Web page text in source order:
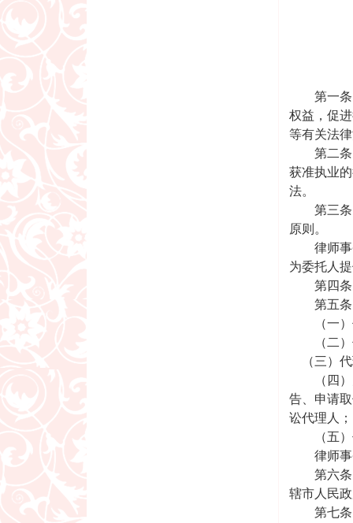
第一条
权益，促
等有关法
第二条
获准执业
法。
第三条
原则。
律师事务
为委托人
第四条
第五条
（一）
（二）
（三）代
（四）为
告、申请
讼代理人；
（五）
律师事务
第六条
辖市人民
第七条